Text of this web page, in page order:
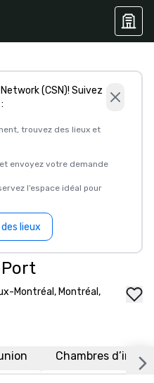
(CSN)! Suivez
trouvez des lieux et
envoyez votre demande
l’espace idéal pour
lieux
Montréal, Montréal,
Chambres